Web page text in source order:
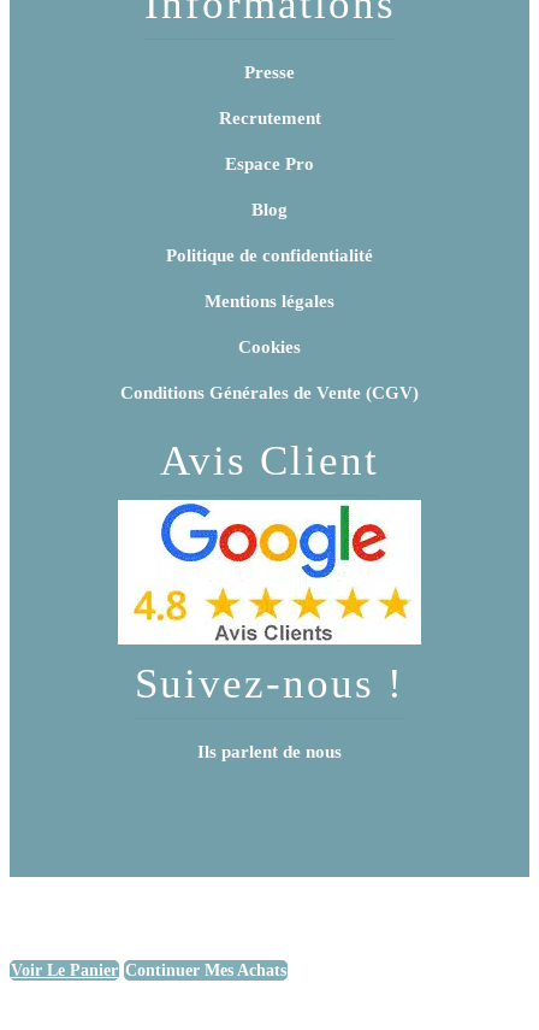
Presse
Recrutement
Espace Pro
Blog
Politique de confidentialité
Mentions légales
Cookies
Conditions Générales de Vente (CGV)
Avis Client
Suivez-nous !
Ils parlent de nous
Voir Le Panier Continuer Mes Achats